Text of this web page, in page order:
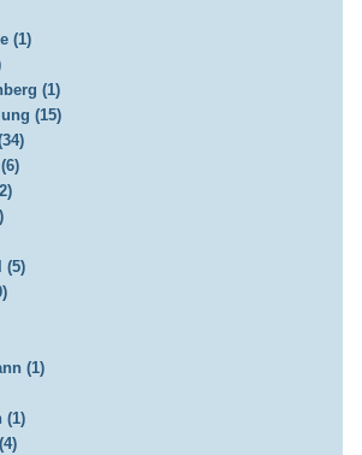
(1)
(1)
(15)
(5)
(1)
(1)